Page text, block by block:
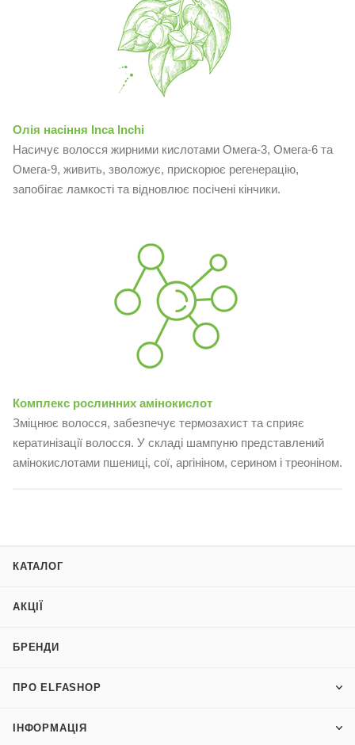
Олія насіння Inca Inchi
Насичує волосся жирними кислотами Омега-3, Омега-6 та
Омега-9, живить, зволожує, прискорює регенерацію,
запобігає ламкості та відновлює посічені кінчики.
Комплекс рослинних амінокислот
Зміцнює волосся, забезпечує термозахист та сприяє
кератинізації волосся. У складі шампуню представлений
амінокислотами пшениці, сої, аргініном, серином і треоніном.
КАТАЛОГ
АКЦІЇ
БРЕНДИ
ПРО ELFASHOP
ІНФОРМАЦІЯ